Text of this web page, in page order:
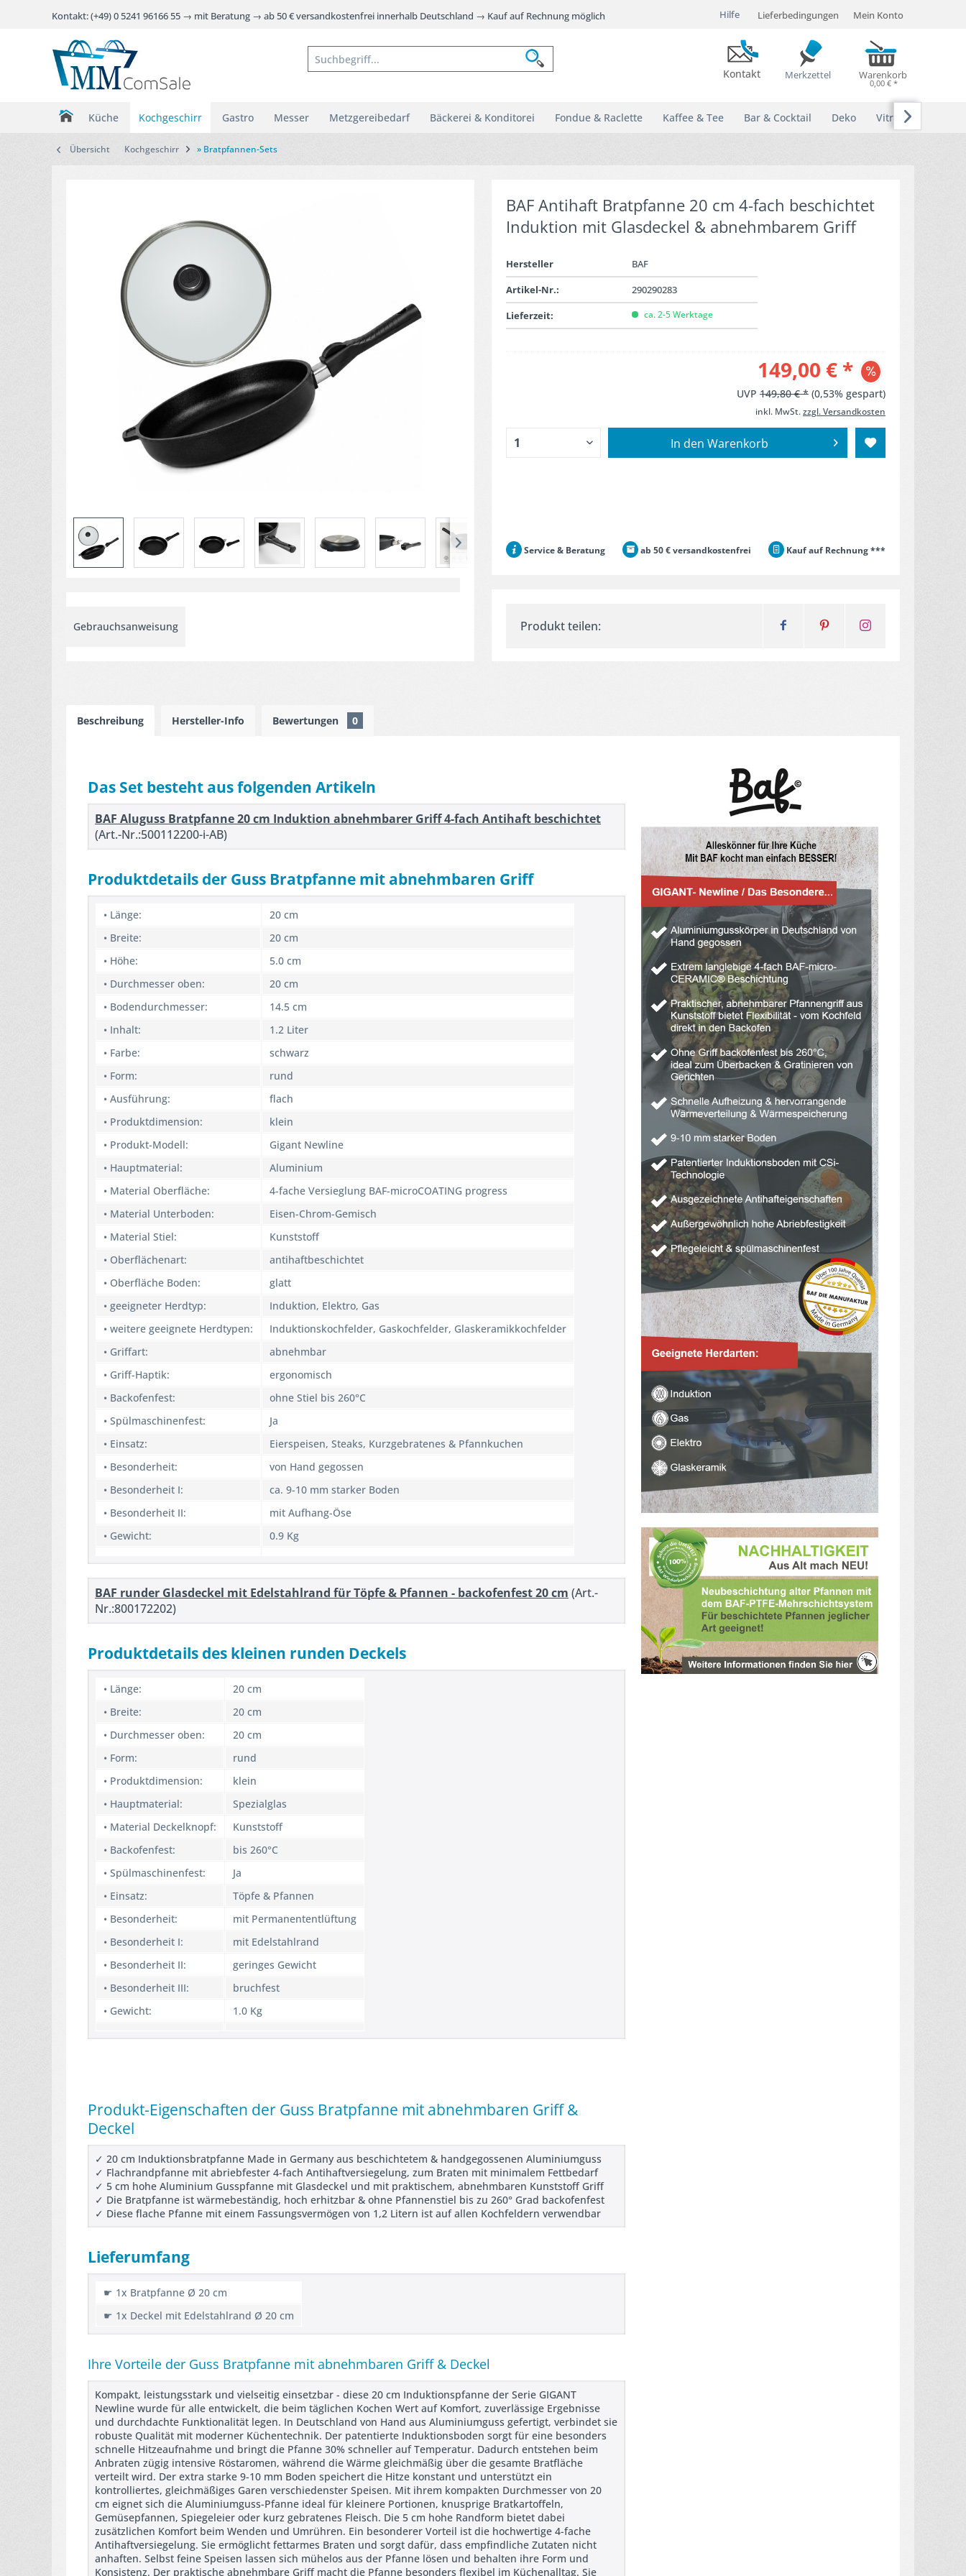
Hilfe Lieferbedingungen
Kontakt: (+49) 0 5241 96166 55 → mit Beratung → ab 50 € versandkostenfrei innerhalb Deutschland → Kauf auf Rechnung möglich
Kontakt Merkzettel
Mein Konto
Warenkorb
0,00 € *
Küche Kochgeschirr Gastro Messer Metzgereibedarf Bäckerei & Konditorei Fondue & Raclette Kaffee & Tee Bar & Cocktail Deko Vitrinen

Übersicht Kochgeschirr » Bratpfannen-Sets
Gebrauchsanweisung
BAF Antihaft Bratpfanne 20 cm 4-fach beschichtet
Induktion mit Glasdeckel & abnehmbarem Griff
Hersteller
BAF
Artikel-Nr.:
290290283
Lieferzeit:
ca. 2-5 Werktage
149,00 € *
UVP 149,80 € * (0,53% gespart)
inkl. MwSt.zzgl. Versandkosten
In den Warenkorb
Service & Beratung ab 50 € versandkostenfrei Kauf auf Rechnung ***
Produkt teilen:
Beschreibung Hersteller-Info Bewertungen 0
Das Set besteht aus folgenden Artikeln
BAF Aluguss Bratpfanne 20 cm Induktion abnehmbarer Griff 4-fach Antihaft beschichtet
(Art.-Nr.:500112200-i-AB)
Produktdetails der Guss Bratpfanne mit abnehmbaren Griff
• Länge:
20 cm
• Breite:
20 cm
• Höhe:
5.0 cm
• Durchmesser oben:
20 cm
• Bodendurchmesser:
14.5 cm
• Inhalt:
1.2 Liter
• Farbe:
schwarz
• Form:
rund
• Ausführung:
flach
• Produktdimension:
klein
• Produkt-Modell:
Gigant Newline
• Hauptmaterial:
Aluminium
• Material Oberfläche:
4-fache Versieglung BAF-microCOATING progress
• Material Unterboden:
Eisen-Chrom-Gemisch
• Material Stiel:
Kunststoff
• Oberflächenart:
antihaftbeschichtet
• Oberfläche Boden:
glatt
• geeigneter Herdtyp:
Induktion, Elektro, Gas
• weitere geeignete Herdtypen:
Induktionskochfelder, Gaskochfelder, Glaskeramikkochfelder
• Griffart:
abnehmbar
• Griff-Haptik:
ergonomisch
• Backofenfest:
ohne Stiel bis 260°C
• Spülmaschinenfest:
Ja
• Einsatz:
Eierspeisen, Steaks, Kurzgebratenes & Pfannkuchen
• Besonderheit:
von Hand gegossen
• Besonderheit I:
ca. 9-10 mm starker Boden
• Besonderheit II:
mit Aufhang-Öse
• Gewicht:
0.9 Kg
BAF runder Glasdeckel mit Edelstahlrand für Töpfe & Pfannen - backofenfest 20 cm (Art.-
Nr.:800172202)
Produktdetails des kleinen runden Deckels
• Länge:
20 cm
• Breite:
20 cm
• Durchmesser oben:
20 cm
• Form:
rund
• Produktdimension:
klein
• Hauptmaterial:
Spezialglas
• Material Deckelknopf:
Kunststoff
• Backofenfest:
bis 260°C
• Spülmaschinenfest:
Ja
• Einsatz:
Töpfe & Pfannen
• Besonderheit:
mit Permanententlüftung
• Besonderheit I:
mit Edelstahlrand
• Besonderheit II:
geringes Gewicht
• Besonderheit III:
bruchfest
• Gewicht:
1.0 Kg
Produkt-Eigenschaften der Guss Bratpfanne mit abnehmbaren Griff &
Deckel
✓ 20 cm Induktionsbratpfanne Made in Germany aus beschichtetem & handgegossenen Aluminiumguss
✓ Flachrandpfanne mit abriebfester 4-fach Antihaftversiegelung, zum Braten mit minimalem Fettbedarf
✓ 5 cm hohe Aluminium Gusspfanne mit Glasdeckel und mit praktischem, abnehmbaren Kunststoff Griff
✓ Die Bratpfanne ist wärmebeständig, hoch erhitzbar & ohne Pfannenstiel bis zu 260° Grad backofenfest
✓ Diese flache Pfanne mit einem Fassungsvermögen von 1,2 Litern ist auf allen Kochfeldern verwendbar
Lieferumfang
☛ 1x Bratpfanne Ø 20 cm
☛ 1x Deckel mit Edelstahlrand Ø 20 cm
Ihre Vorteile der Guss Bratpfanne mit abnehmbaren Griff & Deckel
Kompakt, leistungsstark und vielseitig einsetzbar - diese 20 cm Induktionspfanne der Serie GIGANT
Newline wurde für alle entwickelt, die beim täglichen Kochen Wert auf Komfort, zuverlässige Ergebnisse
und durchdachte Funktionalität legen. In Deutschland von Hand aus Aluminiumguss gefertigt, verbindet sie
robuste Qualität mit moderner Küchentechnik. Der patentierte Induktionsboden sorgt für eine besonders
schnelle Hitzeaufnahme und bringt die Pfanne 30% schneller auf Temperatur. Dadurch entstehen beim
Anbraten zügig intensive Röstaromen, während die Wärme gleichmäßig über die gesamte Bratfläche
verteilt wird. Der extra starke 9-10 mm Boden speichert die Hitze konstant und unterstützt ein
kontrolliertes, gleichmäßiges Garen verschiedenster Speisen. Mit ihrem kompakten Durchmesser von 20
cm eignet sich die Aluminiumguss-Pfanne ideal für kleinere Portionen, knusprige Bratkartoffeln,
Gemüsepfannen, Spiegeleier oder kurz gebratenes Fleisch. Die 5 cm hohe Randform bietet dabei
zusätzlichen Komfort beim Wenden und Umrühren. Ein besonderer Vorteil ist die hochwertige 4-fache
Antihaftversiegelung. Sie ermöglicht fettarmes Braten und sorgt dafür, dass empfindliche Zutaten nicht
anhaften. Selbst feine Speisen lassen sich mühelos aus der Pfanne lösen und behalten ihre Form und
Konsistenz. Der praktische abnehmbare Griff macht die Pfanne besonders flexibel im Küchenalltag. Sie